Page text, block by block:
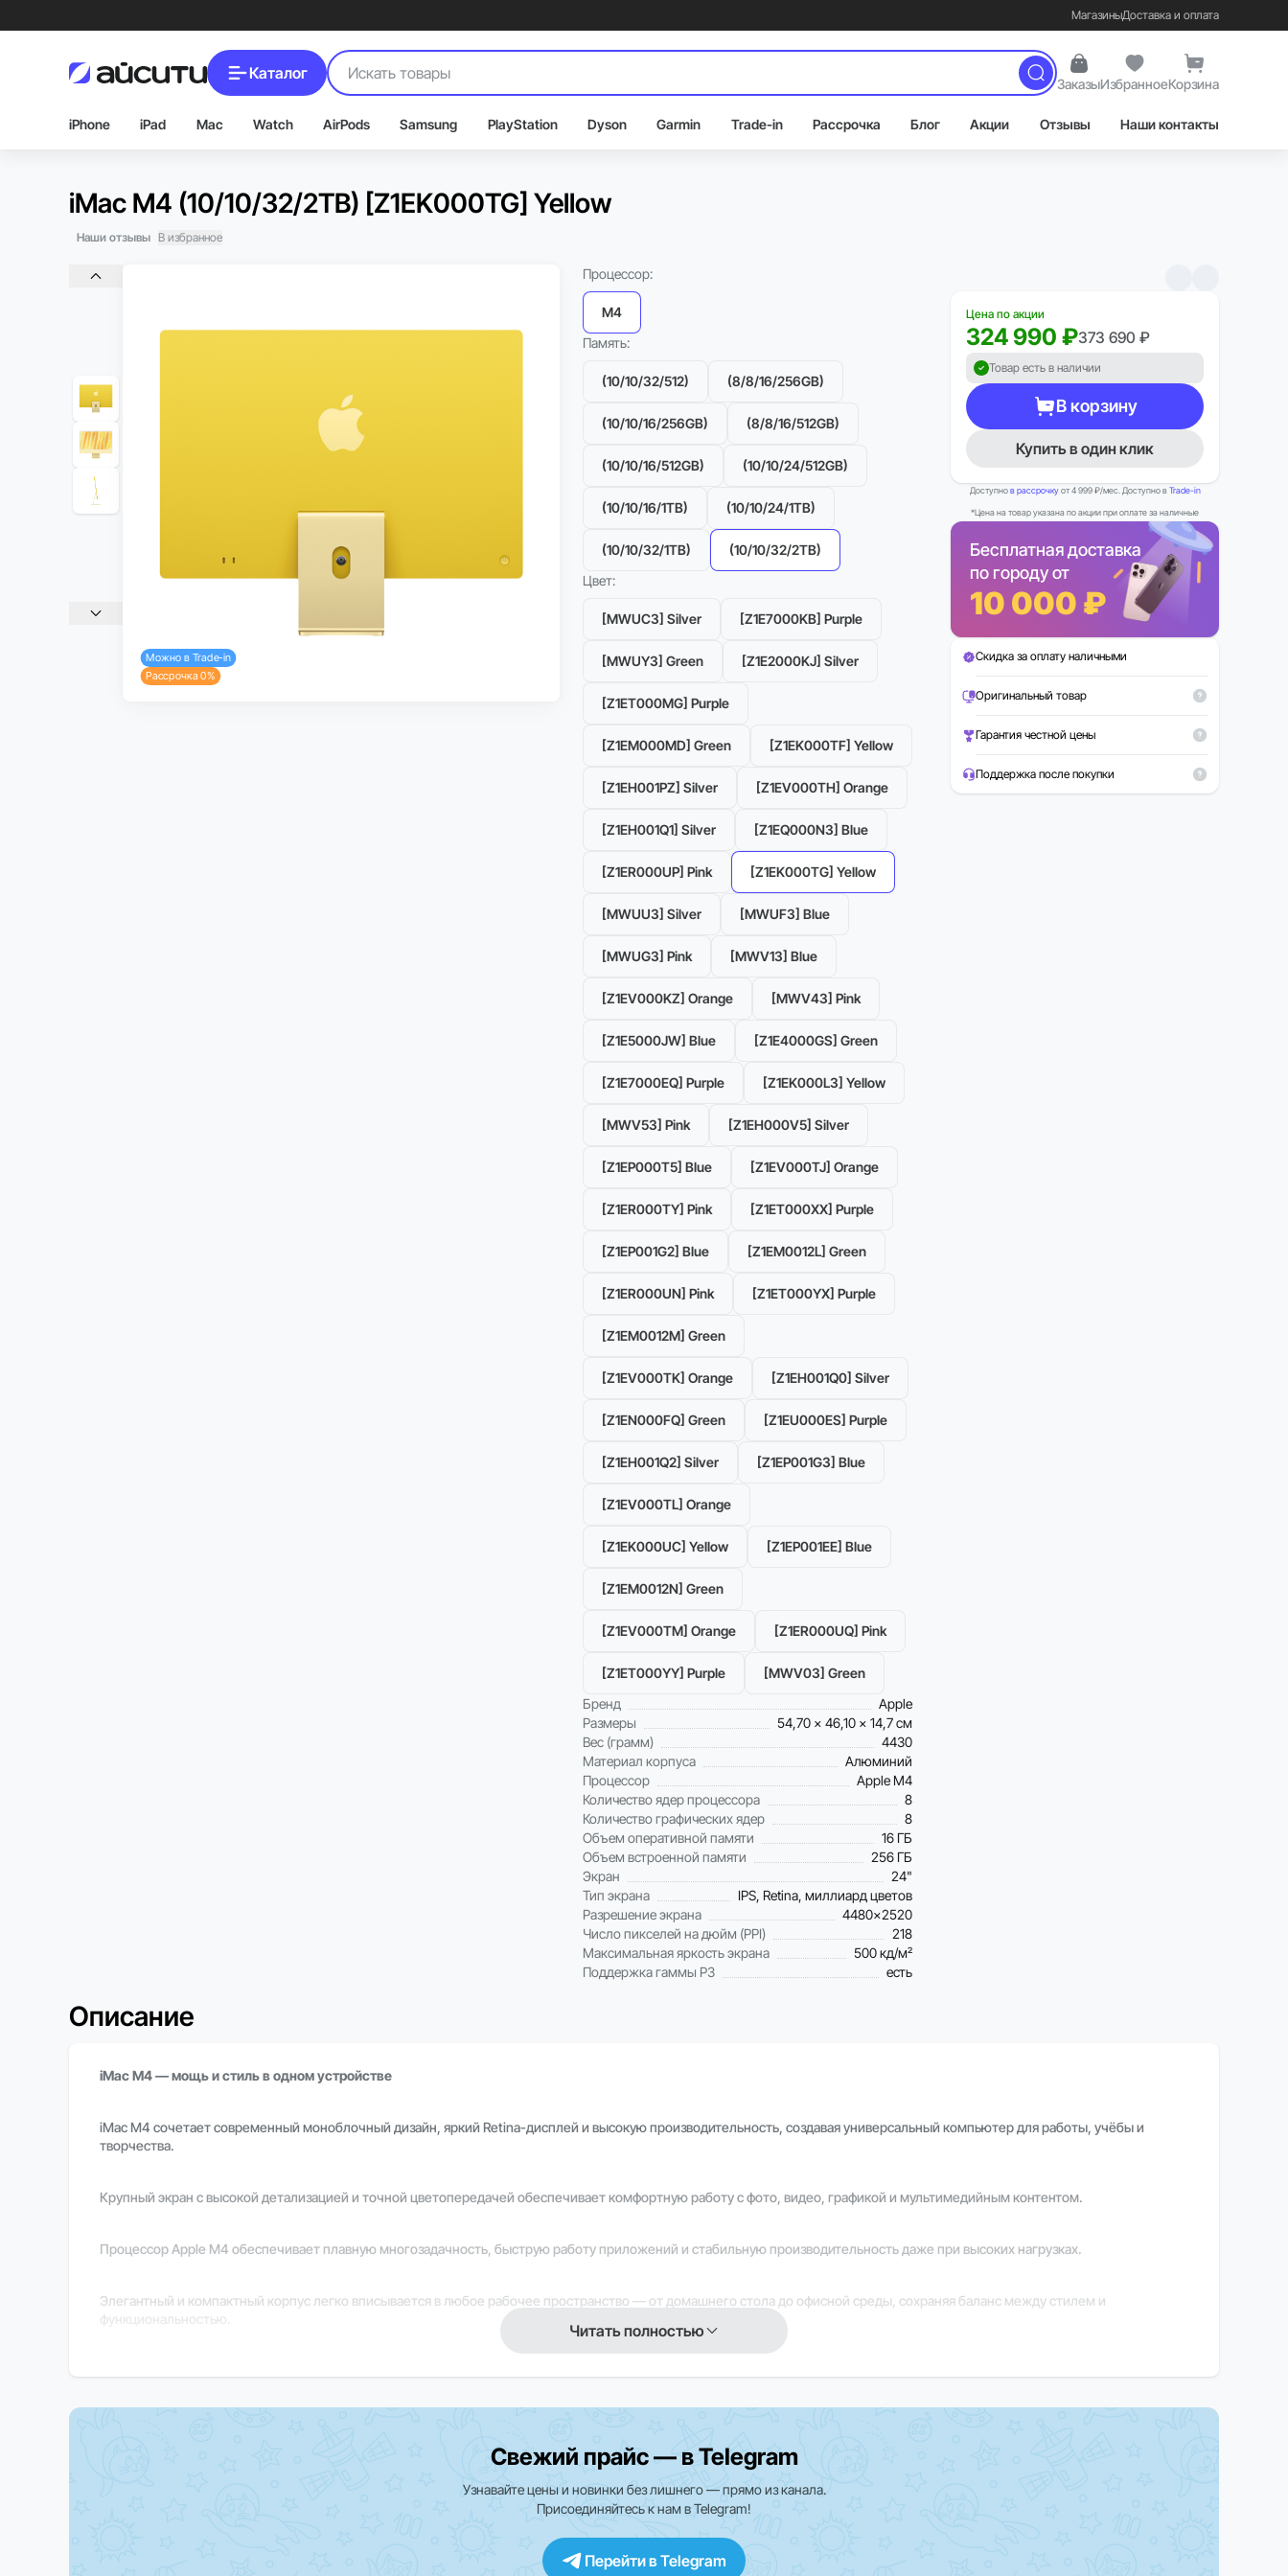
МагазиныДоставка и оплата
Каталог
ЗаказыИзбранноеКорзина
iPhone iPad Mac Watch AirPods Samsung PlayStation Dyson Garmin Trade-in Рассрочка Блог Акции Отзывы Наши контакты
iMac M4 (10/10/32/2TB) [Z1EK000TG] Yellow
Наши отзывы В избранное
Можно в Trade-in
Рассрочка 0%
Можно в Trade-in
Можно в Trade-in
Процессор:
M4
Память:
(10/10/32/512) (8/8/16/256GB)
(10/10/16/256GB) (8/8/16/512GB)
(10/10/16/512GB) (10/10/24/512GB)
(10/10/16/1TB) (10/10/24/1TB)
(10/10/32/1TB)
(10/10/32/2TB)
Цвет:
[MWUC3] Silver [Z1E7000KB] Purple
[MWUY3] Green [Z1E2000KJ] Silver
[Z1ET000MG] Purple
[Z1EM000MD] Green [Z1EK000TF] Yellow
[Z1EH001PZ] Silver [Z1EV000TH] Orange
[Z1EH001Q1] Silver [Z1EQ000N3] Blue
[Z1ER000UP] Pink [Z1EK000TG] Yellow
[MWUU3] Silver [MWUF3] Blue
[MWUG3] Pink [MWV13] Blue
[Z1EV000KZ] Orange [MWV43] Pink
[Z1E5000JW] Blue [Z1E4000GS] Green
[Z1E7000EQ] Purple [Z1EK000L3] Yellow
[MWV53] Pink [Z1EH000V5] Silver
[Z1EP000T5] Blue [Z1EV000TJ] Orange
[Z1ER000TY] Pink [Z1ET000XX] Purple
[Z1EP001G2] Blue [Z1EM0012L] Green
[Z1ER000UN] Pink [Z1ET000YX] Purple
[Z1EM0012M] Green
[Z1EV000TK] Orange [Z1EH001Q0] Silver
[Z1EN000FQ] Green [Z1EU000ES] Purple
[Z1EH001Q2] Silver [Z1EP001G3] Blue
[Z1EV000TL] Orange
[Z1EK000UC] Yellow [Z1EP001EE] Blue
[Z1EM0012N] Green
[Z1EV000TM] Orange [Z1ER000UQ] Pink
[Z1ET000YY] Purple
[MWV03] Green
Бренд
Apple
Размеры
54,70 x 46,10 x 14,7 см
Вес (грамм)
4430
Материал корпуса
Алюминий
Процессор
Apple M4
Количество ядер процессора
8
Количество графических ядер
8
Объем оперативной памяти
16 ГБ
Объем встроенной памяти
256 ГБ
Экран
24"
Тип экрана
IPS, Retina, миллиард цветов
Разрешение экрана
4480×2520
Число пикселей на дюйм (PPI)
218
Максимальная яркость экрана
500 кд/м²
Поддержка гаммы P3
есть
Цена по акции
324 990 ₽373 690 ₽
Товар есть в наличии
В корзину
Купить в один клик
Доступнов рассрочкуот 4 999 ₽/мес. Доступно вTrade-in
*Цена на товар указана по акции при оплате за наличные
Бесплатная доставка
по городу от
10 000 ₽
Скидка за оплату наличными
Оригинальный товар
Гарантия честной цены
Поддержка после покупки
Описание
iMac M4 — мощь и стиль в одном устройстве
iMac M4 сочетает современный моноблочный дизайн, яркий Retina-дисплей и высокую производительность, создавая универсальный компьютер для работы, учёбы и
творчества.
Крупный экран с высокой детализацией и точной цветопередачей обеспечивает комфортную работу с фото, видео, графикой и мультимедийным контентом.
Процессор Apple M4 обеспечивает плавную многозадачность, быструю работу приложений и стабильную производительность даже при высоких нагрузках.
Элегантный и компактный корпус легко вписывается в любое рабочее пространство — от домашнего стола до офисной среды, сохраняя баланс между стилем и
функциональностью.
В зависимости от региона поставки некоторые функции и приложения могут быть ограничены. Для уточнения информации обратитесь к нашим менеджерам.
Читать полностью
Свежий прайс — в Telegram
Узнавайте цены и новинки без лишнего — прямо из канала.
Присоединяйтесь к нам в Telegram!
Перейти в Telegram